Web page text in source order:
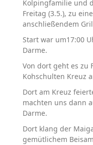
Kolpingfamilie und
Freitag (3.5.), zu
anschließendem
Start war um17:00
Darme.
Von dort geht es zu
Kohschulten Kreuz
Dort am Kreuz
machten uns dann
Darme.
Dort klang der
gemütlichem